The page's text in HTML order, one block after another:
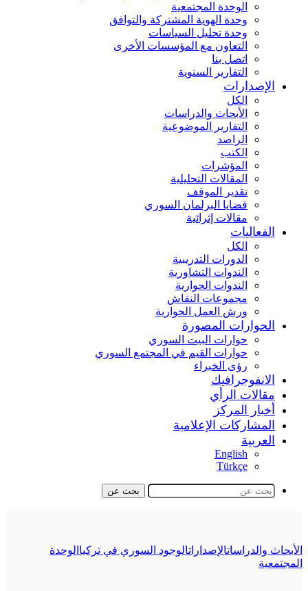
الوحدة المجتمعية
وحدة الهوية المشتركة والتوافق
وحدة تحليل السياسات
التعاون مع المؤسسات الأخرى
اتصل بنا
التقارير السنوية
الإصدارات
الكل
الأبحاث والدراسات
التقارير الموضوعية
الراصد
الكتب
المؤشرات
المقالات التحليلية
تقدير الموقف
قضايا البرلمان السوري
مقالات إثرائية
الفعاليات
الكل
الدورات التدريبية
الندوات التشاورية
الندوات الحوارية
مجموعات النقاش
ورش العمل الحوارية
الحوارات المصورة
حوارات البيت السوري
حوارات القيم في المجتمع السوري
رؤى الخبراء
الانفوجرافيك
مقالات الرأي
أخبار المركز
المشاركات الإعلامية
العربية
English
Türkçe
بحث عن
الأبحاث والدراساتالإصداراتالوجود السوري في تركيا الوحدة
المجتمعية